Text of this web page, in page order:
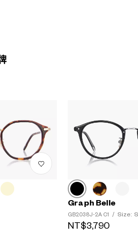
Graph Belle
GB2038J-2A C1 / Size: S
NT$3,790